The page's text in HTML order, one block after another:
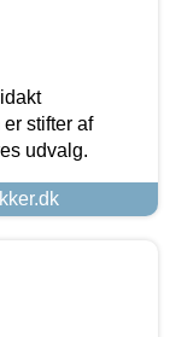
stifter af
udvalg.